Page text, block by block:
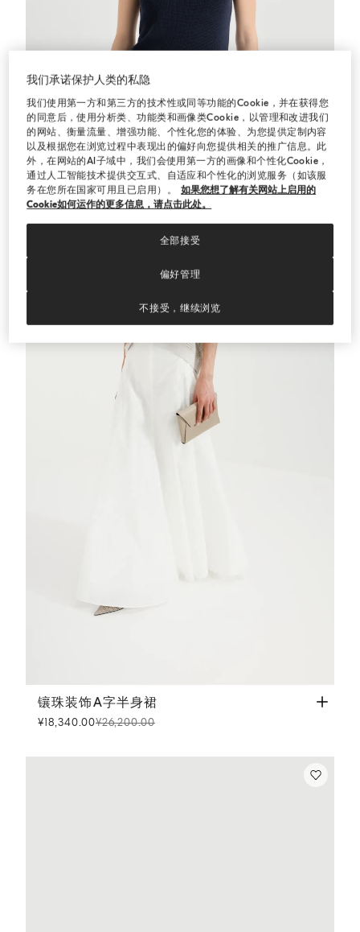
棉针织无袖上衣 蓝色
棉针织无袖上衣
镶珠装饰A字半身裙 白色
镶珠装饰A字半身裙
¥18,340.00¥26,200.00
我们承诺保护人类的私隐
我们使用第一方和第三方的技术性或同等功能的Cookie，并在获得您
的同意后，使用分析类、功能类和画像类Cookie，以管理和改进我们
的网站、衡量流量、增强功能、个性化您的体验、为您提供定制内容
以及根据您在浏览过程中表现出的偏好向您提供相关的推广信息。此
外，在网站的AI子域中，我们会使用第一方的画像和个性化Cookie，
通过人工智能技术提供交互式、自适应和个性化的浏览服务（如该服
务在您所在国家可用且已启用）。
如果您想了解有关网站上启用的
Cookie如何运作的更多信息，请点击此处。
偏好管理
不接受，继续浏览
全部接受